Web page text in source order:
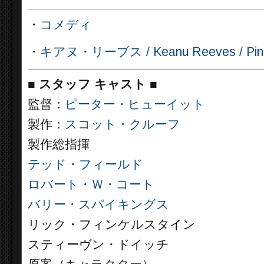
・ コメディ
・ キアヌ・リーブス / Keanu Reeves /
■ スタッフ キャスト ■
監督： ピーター・ヒューイット
製作： スコット・クルーフ
製作総指揮
テッド・フィールド
ロバート・Ｗ・コート
バリー・スパイキングス
リック・フィンケルスタイン
スティーヴン・ドイッチ